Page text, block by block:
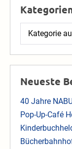
Kategorien
Neueste
40 Jahre
Pop-Up-Café